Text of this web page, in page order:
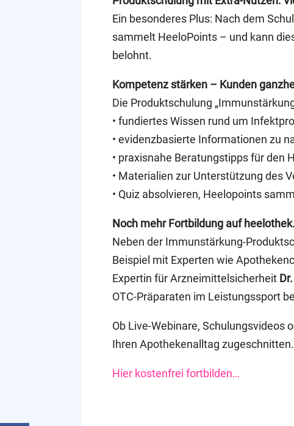
Ein besonderes Plus: Nach dem
sammelt HeeloPoints – und kann
belohnt.
Kompetenz stärken – Kunden
Die Produktschulung
• fundiertes Wissen rund um
• evidenzbasierte Informationen zu
• praxisnahe Beratungstipps für den
• Materialien zur Unterstützung des
• Quiz absolvieren, Heelopoints
Noch mehr Fortbildung auf
Neben der Immunstärkung-
Beispiel mit Experten wie
Expertin für Arzneimittelsicherheit
OTC-Präparaten im Leistungssport
Ob Live-Webinare,
Ihren Apothekenalltag zugeschnitten.
Hier kostenfrei fortbilden…